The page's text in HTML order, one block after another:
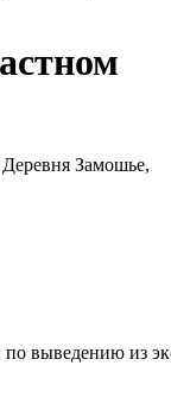
Замошье,